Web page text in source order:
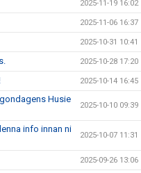
2025-11-19 16:02
2025-11-06 16:37
2025-10-31 10:41
2025-10-28 17:20
2025-10-14 16:45
Husie
2025-10-10 09:39
info innan ni
2025-10-07 11:31
2025-09-26 13:06